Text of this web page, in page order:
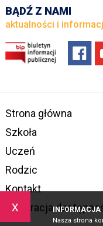
x INFORMACJA
Nasza strona
BĄDŹ Z NAMI
aktualności i
Strona główna
Szkoła
Uczeń
Rodzic
Kontakt
Deklaracja